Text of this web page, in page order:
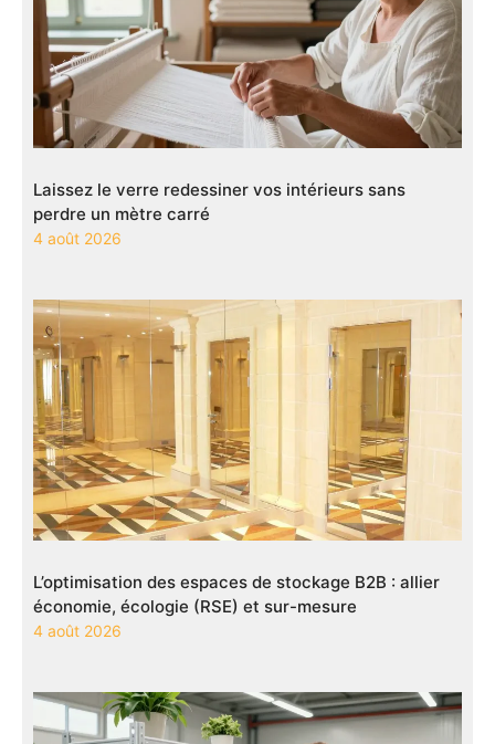
Laissez le verre redessiner vos intérieurs sans
perdre un mètre carré
4 août 2026
L’optimisation des espaces de stockage B2B : allier
économie, écologie (RSE) et sur-mesure
4 août 2026